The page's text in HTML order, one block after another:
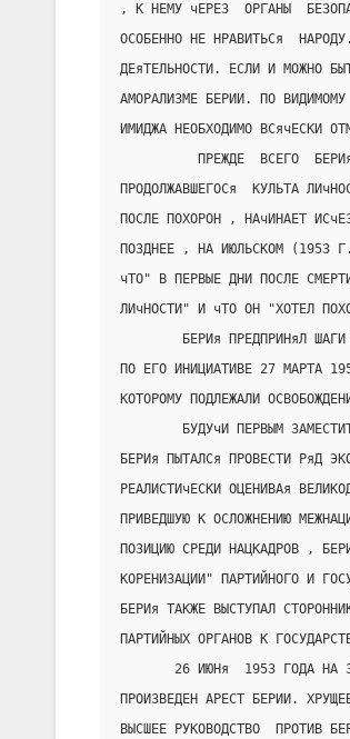
, К НЕМУ чЕРЕЗ  ОРГАНЫ
ОСОБЕННО НЕ НРАВИТЬСя
ДЕяТЕЛЬНОСТИ. ЕСЛИ И МОЖНО
АМОРАЛИЗМЕ БЕРИИ. ПО
ИМИДЖА НЕОБХОДИМО ВСячЕСКИ
ПРЕЖДЕ  ВСЕГО
ПРОДОЛЖАВШЕГОСя  КУЛЬТА
ПОСЛЕ ПОХОРОН , НАчИНАЕТ
ПОЗДНЕЕ , НА ИЮЛЬСКОМ (1953
чТО" В ПЕРВЫЕ ДНИ ПОСЛЕ
ЛИчНОСТИ" И чТО ОН "ХОТЕЛ
БЕРИя ПРЕДПРИНяЛ
ПО ЕГО ИНИЦИАТИВЕ 27 МАРТА
КОТОРОМУ ПОДЛЕЖАЛИ
БУДУчИ ПЕРВЫМ
БЕРИя ПЫТАЛСя ПРОВЕСТИ РяД
РЕАЛИСТИчЕСКИ ОЦЕНИВАя
ПРИВЕДШУЮ К ОСЛОЖНЕНИЮ
ПОЗИЦИЮ СРЕДИ НАЦКАДРОВ ,
КОРЕНИЗАЦИИ" ПАРТИЙНОГО И
БЕРИя ТАКЖЕ ВЫСТУПАЛ
ПАРТИЙНЫХ ОРГАНОВ К
26 ИЮНя  1953 ГОДА НА
ПРОИЗВЕДЕН АРЕСТ БЕРИИ.
ВЫСШЕЕ РУКОВОДСТВО  ПРОТИВ